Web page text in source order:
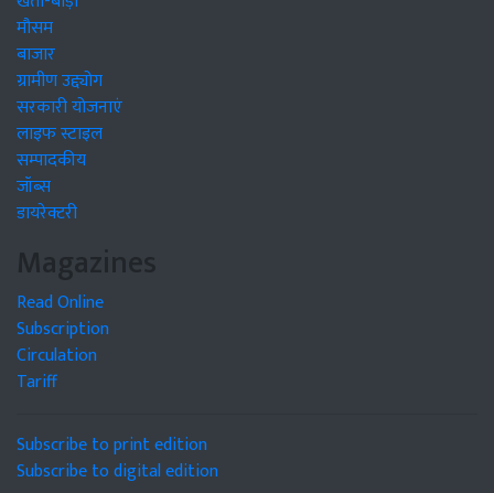
मौसम
बाजार
ग्रामीण उद्द्योग
सरकारी योजनाएं
लाइफ स्टाइल
सम्पादकीय
जॉब्स
डायरेक्टरी
Magazines
Read Online
Subscription
Circulation
Tariff
Subscribe to print edition
Subscribe to digital edition